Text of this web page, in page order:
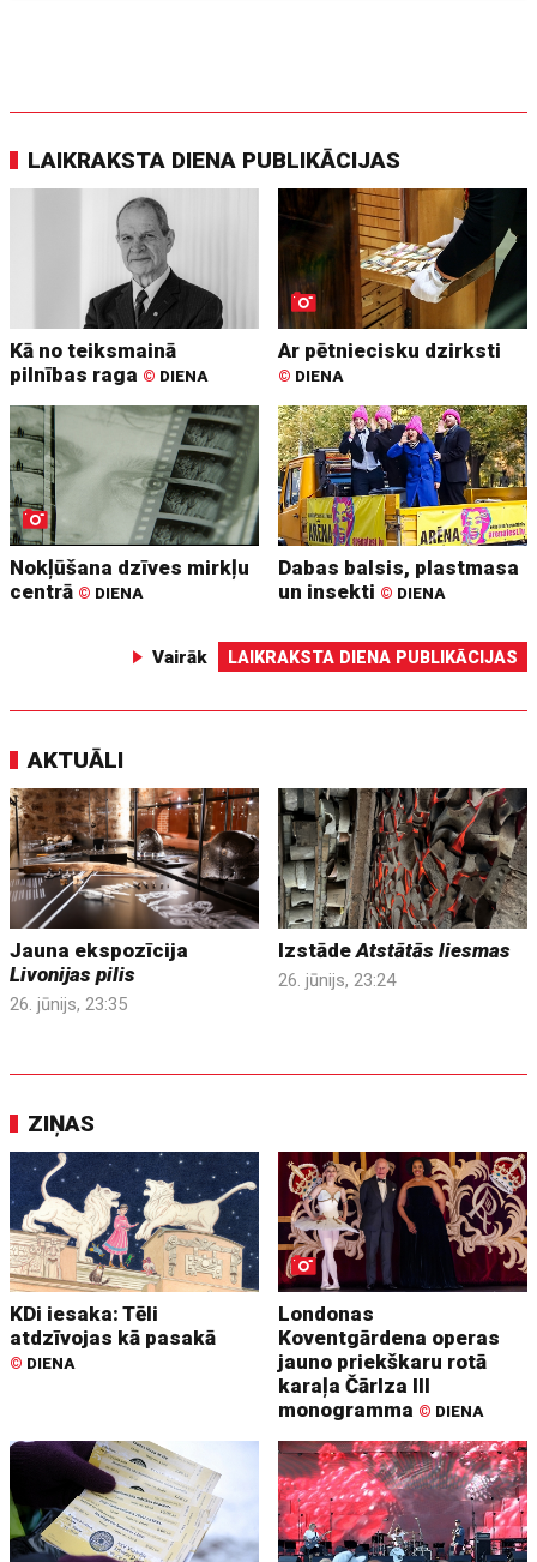
LAIKRAKSTA DIENA PUBLIKĀCIJAS
Kā no teiksmainā
pilnības raga © DIENA
Ar pētniecisku dzirksti
© DIENA
Nokļūšana dzīves mirkļu
centrā © DIENA
Dabas balsis, plastmasa
un insekti © DIENA
Vairāk LAIKRAKSTA DIENA PUBLIKĀCIJAS
AKTUĀLI
Jauna ekspozīcija
Livonijas pilis
26. jūnijs, 23:35
IzstādeAtstātās liesmas
26. jūnijs, 23:24
ZIŅAS
KDi iesaka: Tēli
atdzīvojas kā pasakā
© DIENA
Londonas
Koventgārdena operas
jauno priekškaru rotā
karaļa Čārlza III
monogramma © DIENA